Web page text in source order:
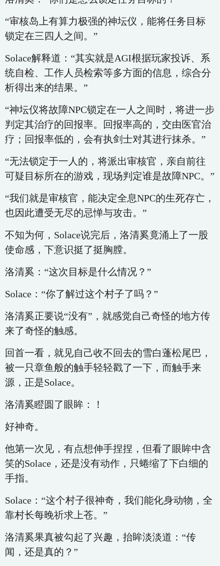
“审核岛上有算力极强的神坛仪，能将任务目标
锁定在三四人之间。”
Solace解释道：“其实就是AGI根据玩家投诉、系
统自检、工作人员检索等多方面的信息，综合分
析得出来的结果。”
“神坛仪将故障NPC锁定在一人之间时，将进一步
判定其治疗的回报率。回报率高的，交由医官治
疗；回报率低的，会有执剑士对其进行抹杀。”
“无法锁定于一人的，将派出审核官，亲自前往
可疑目标所在的游戏，现场判定谁是故障NPC。”
“我们就是审核官，能决定全息NPC的生死存亡，
也因此遭受无尽的忌惮与攻击。”
不知为何，Solace说完后，洛清奚竟涌上了一股
使命感，下意识挺了挺胸膛。
洛清奚：“这次目标是什么情况？”
Solace：“你了解过这个村子了吗？”
洛清奚正要说“没有”，就感觉自己奇怪的地方传
来了奇怪的触感。
回首一看，就见自己收不回去的雪白蓬松尾巴，
被一只章鱼般的触手轻轻戳了一下，而触手来
源，正是Solace。
洛清奚瞪圆了眼眸：！
好神奇。
他第一次见，有点想伸手捏捏，但看了眼眸中含
笑的Solace，还是没有动作，只蜷缩了下白细的
手指。
Solace：“这个村子很神奇，我们能化身动物，全
靠村长每晚祈求上苍。”
洛清奚果真被勾起了兴趣，抬眸淡淡道：“传
闻，还是真的？”